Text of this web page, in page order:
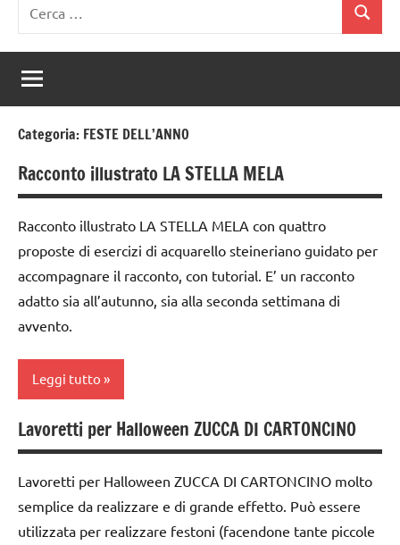
per:
Cerca
Categoria: FESTE DELL’ANNO
Racconto illustrato LA STELLA MELA
Racconto illustrato LA STELLA MELA con quattro
proposte di esercizi di acquarello steineriano guidato per
accompagnare il racconto, con tutorial. E’ un racconto
adatto sia all’autunno, sia alla seconda settimana di
avvento.
Leggi tutto
2a
settimana
di
avvento
acquarello
Lavoretti per Halloween ZUCCA DI CARTONCINO
Lavoretti per Halloween ZUCCA DI CARTONCINO molto
semplice da realizzare e di grande effetto. Può essere
utilizzata per realizzare festoni (facendone tante piccole